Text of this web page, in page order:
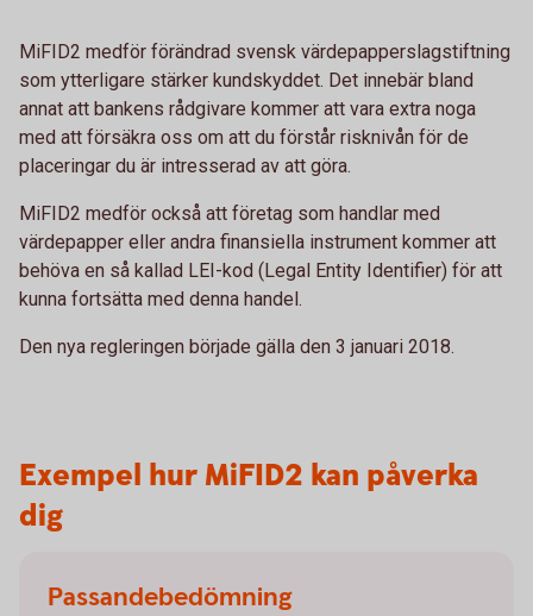
MiFID2 medför förändrad svensk värdepapperslagstiftning
som ytterligare stärker kundskyddet. Det innebär bland
annat att bankens rådgivare kommer att vara extra noga
med att försäkra oss om att du förstår risknivån för de
placeringar du är intresserad av att göra.
MiFID2 medför också att företag som handlar med
värdepapper eller andra finansiella instrument kommer att
behöva en så kallad LEI-kod (Legal Entity Identifier) för att
kunna fortsätta med denna handel.
Den nya regleringen började gälla den 3 januari 2018.
Exempel hur MiFID2 kan påverka
dig
Passandebedömning